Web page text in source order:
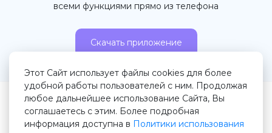
Этот Сайт использует файлы cookies для более
удобной работы пользователей с ним. Продолжая
любое дальнейшее использование Сайта, Вы
соглашаетесь с этим. Более подробная
информация доступна в Политики использования
всеми функциями прямо из телефона
Скачать приложение
© 2026 Крамол.рф
Правила сервиса
Пользовательское соглашение